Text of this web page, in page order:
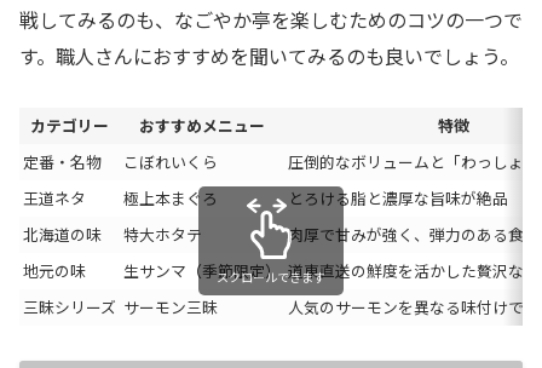
戦してみるのも、なごやか亭を楽しむためのコツの一つで
す。職人さんにおすすめを聞いてみるのも良いでしょう。
カテゴリー おすすめメニュー
特徴
定番・名物
こぼれいくら
圧倒的なボリュームと「わっしょ
王道ネタ
極上本まぐろ
とろける脂と濃厚な旨味が絶品
北海道の味
特大ホタテ
肉厚で甘みが強く、弾力のある食感
地元の味
生サンマ（季節限定） 道東直送の鮮度を活かした贅沢な
三昧シリーズ サーモン三昧 人気のサーモンを異なる味付けで
スクロールできます